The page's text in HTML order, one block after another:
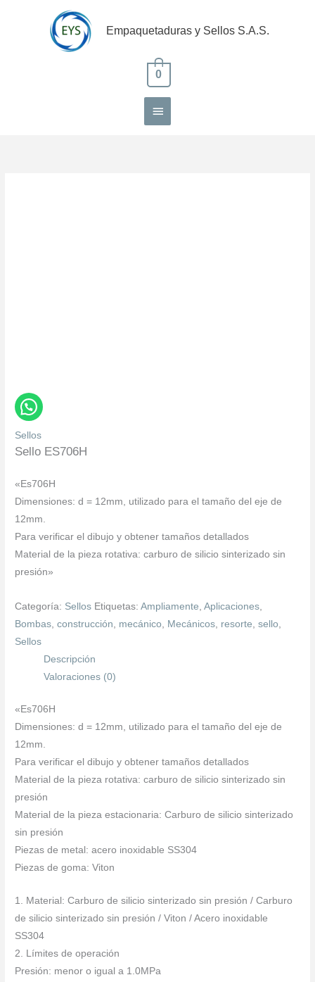
Empaquetaduras y Sellos S.A.S.
0
Sellos
Sello ES706H
«Es706H
Dimensiones: d = 12mm, utilizado para el tamaño del eje de
12mm.
Para verificar el dibujo y obtener tamaños detallados
Material de la pieza rotativa: carburo de silicio sinterizado sin
presión»
Categoría: Sellos Etiquetas:Ampliamente,Aplicaciones,
Bombas,construcción, mecánico, Mecánicos, resorte,sello,
Sellos
Descripción
Valoraciones (0)
«Es706H
Dimensiones: d = 12mm, utilizado para el tamaño del eje de
12mm.
Para verificar el dibujo y obtener tamaños detallados
Material de la pieza rotativa: carburo de silicio sinterizado sin
presión
Material de la pieza estacionaria: Carburo de silicio sinterizado
sin presión
Piezas de metal: acero inoxidable SS304
Piezas de goma: Viton
1. Material: Carburo de silicio sinterizado sin presión / Carburo
de silicio sinterizado sin presión / Viton / Acero inoxidable
SS304
2. Límites de operación
Presión: menor o igual a 1.0MPa